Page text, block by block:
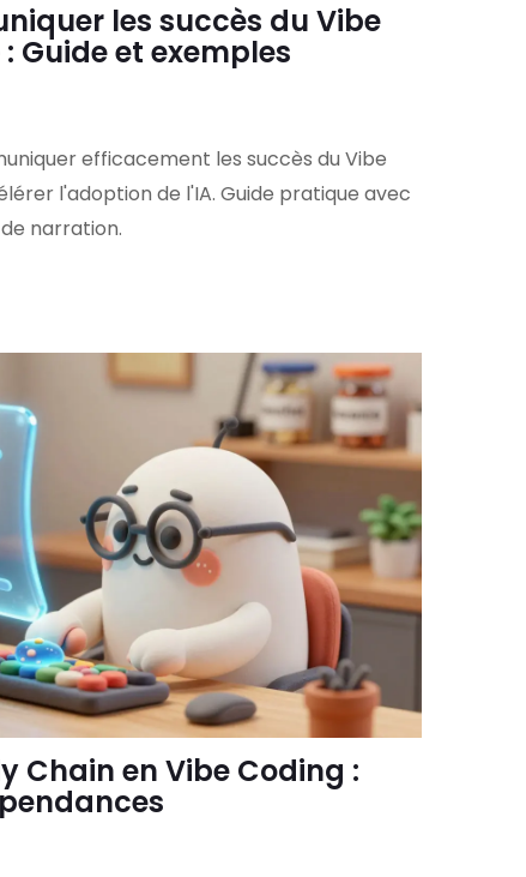
les succès du Vibe
Guide et exemples
efficacement les succès du Vibe
l'adoption de l'IA. Guide pratique avec
narration.
Chain en Vibe Coding :